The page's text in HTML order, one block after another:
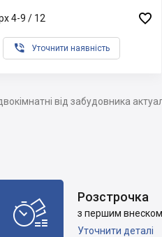
4-9 / 12 
 Уточнити наявність
від забудовника

Розстрочка
з першим внеском
Уточнити деталі